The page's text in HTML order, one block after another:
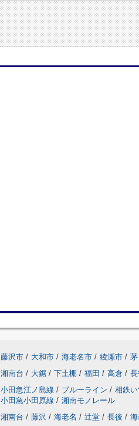
藤沢市 / 大和市 / 海老名市 / 綾瀬市 /
湘南台 / 大鋸 / 下土棚 / 福田 / 高倉 / 長
小田急江ノ島線 / ブルーライン / 相鉄
小田急小田原線 / 湘南モノレール
湘南台 / 藤沢 / 海老名 / 辻堂 / 長後 / 海